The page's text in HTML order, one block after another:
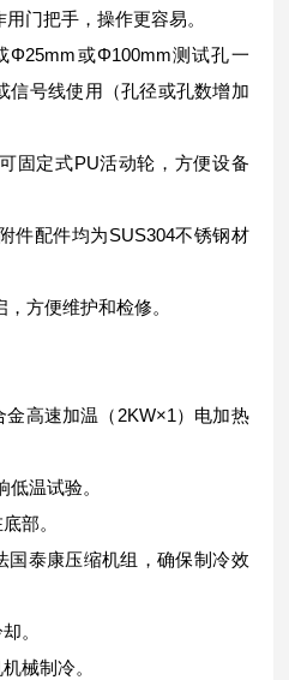
门把手，操作更容易。
Φ25mm或Φ100mm测试孔一
信号线使用（孔径或孔数增加
固定式PU活动轮，方便设备
件配件均为SUS304不锈钢材
方便维护和检修。
高速加温（2KW×1）电加热
温试验。
部。
国泰康压缩机组，确保制冷效
。
械制冷。